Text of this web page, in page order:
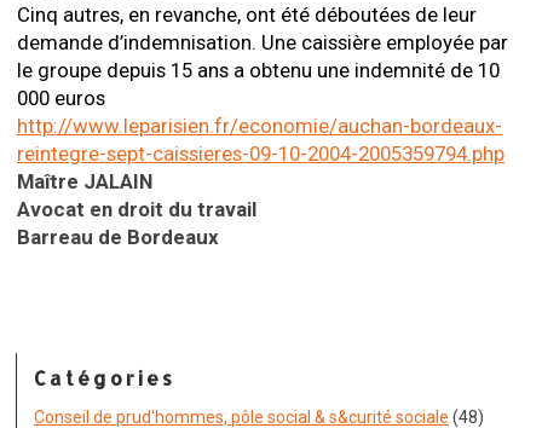
Cinq autres, en revanche, ont été déboutées de leur
demande d’indemnisation. Une caissière employée par
le groupe depuis 15 ans a obtenu une indemnité de 10
000 euros
http://www.leparisien.fr/economie/auchan-bordeaux-
reintegre-sept-caissieres-09-10-2004-2005359794.php
Maître JALAIN
Avocat en droit du travail
Barreau de Bordeaux
Catégories
Conseil de prud'hommes, pôle social & s&curité sociale (48)